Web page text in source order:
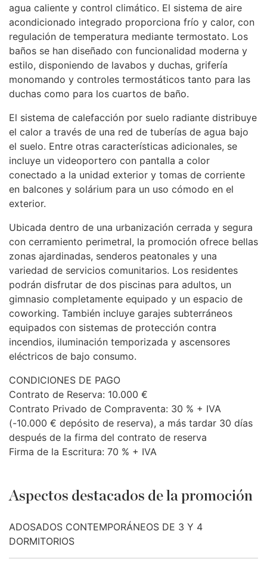
agua caliente y control climático. El sistema de aire
acondicionado integrado proporciona frío y calor, con
regulación de temperatura mediante termostato. Los
baños se han diseñado con funcionalidad moderna y
estilo, disponiendo de lavabos y duchas, grifería
monomando y controles termostáticos tanto para las
duchas como para los cuartos de baño.
El sistema de calefacción por suelo radiante distribuye
el calor a través de una red de tuberías de agua bajo
el suelo. Entre otras características adicionales, se
incluye un videoportero con pantalla a color
conectado a la unidad exterior y tomas de corriente
en balcones y solárium para un uso cómodo en el
exterior.
Ubicada dentro de una urbanización cerrada y segura
con cerramiento perimetral, la promoción ofrece bellas
zonas ajardinadas, senderos peatonales y una
variedad de servicios comunitarios. Los residentes
podrán disfrutar de dos piscinas para adultos, un
gimnasio completamente equipado y un espacio de
coworking. También incluye garajes subterráneos
equipados con sistemas de protección contra
incendios, iluminación temporizada y ascensores
eléctricos de bajo consumo.
CONDICIONES DE PAGO
Contrato de Reserva: 10.000 €
Contrato Privado de Compraventa: 30 % + IVA
(-10.000 € depósito de reserva), a más tardar 30 días
después de la firma del contrato de reserva
Firma de la Escritura: 70 % + IVA
Aspectos destacados de la promoción
ADOSADOS CONTEMPORÁNEOS DE 3 Y 4
DORMITORIOS